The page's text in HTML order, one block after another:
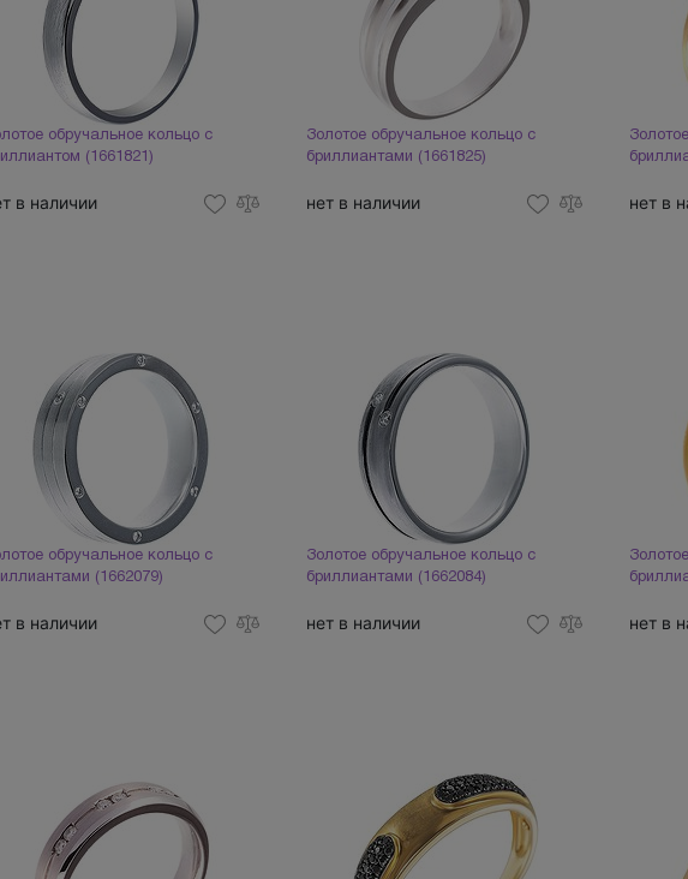
обручальное кольцо с
(1661821)
в наличии
Золотое обручальное кольцо с
бриллиантами (1661825)
нет в наличии нет в
обручальное кольцо с
(1662079)
в наличии
Золотое обручальное кольцо с
бриллиантами (1662084)
нет в наличии нет в